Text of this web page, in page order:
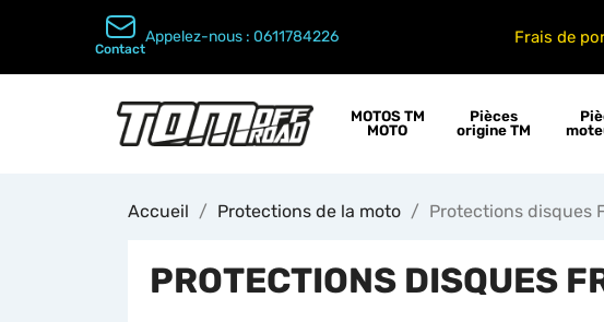
Contact
Appelez-nous : 0611784226 Frais de
MOTOS TM
MOTO
Pièces
origine TM
Accueil Protections de la moto Protections disques
PROTECTIONS DISQUES